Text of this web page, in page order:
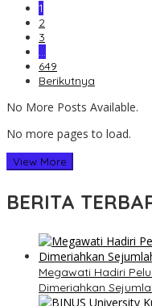
1
2
3
…
649
Berikutnya
No More Posts Available.
No more pages to load.
View More
BERITA
Megawati Hadiri
Dimeriahkan